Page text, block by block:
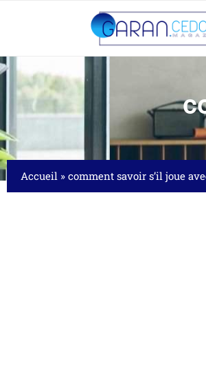
Accueil » comment savoir s’il joue